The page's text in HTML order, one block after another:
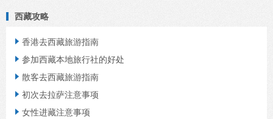
西藏攻略
 香港去西藏旅游指南
 参加西藏本地旅行社的好处
 散客去西藏旅游指南
 初次去拉萨注意事项
 女性进藏注意事项